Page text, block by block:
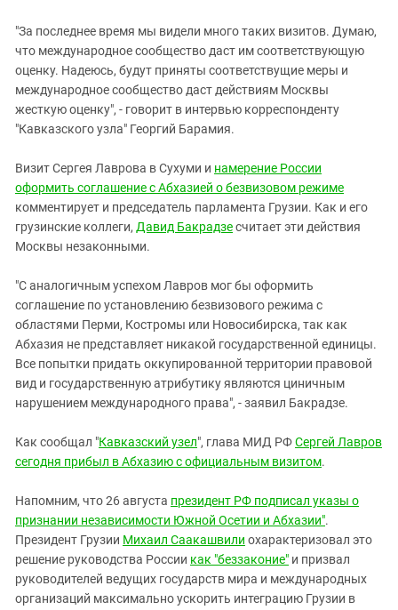
"За последнее время мы видели много таких визитов. Думаю,
что международное сообщество даст им соответствующую
оценку. Надеюсь, будут приняты соответствущие меры и
международное сообщество даст действиям Москвы
жесткую оценку", - говорит в интервью корреспонденту
"Кавказского узла" Георгий Барамия.
Визит Сергея Лаврова в Сухуми и намерение России
оформить соглашение с Абхазией о безвизовом режиме
комментирует и председатель парламента Грузии. Как и его
грузинские коллеги, Давид Бакрадзесчитает эти действия
Москвы незаконными.
"С аналогичным успехом Лавров мог бы оформить
соглашение по установлению безвизового режима с
областями Перми, Костромы или Новосибирска, так как
Абхазия не представляет никакой государственной единицы.
Все попытки придать оккупированной территории правовой
вид и государственную атрибутику являются циничным
нарушением международного права", - заявил Бакрадзе.
Как сообщал "Кавказский узел", глава МИД РФСергей Лавров
сегодня прибыл в Абхазию с официальным визитом.
Напомним, что 26 августа президент РФ подписал указы о
признании независимости Южной Осетии и Абхазии".
Президент Грузии Михаил Саакашвили охарактеризовал это
решение руководства России как "беззаконие" и призвал
руководителей ведущих государств мира и международных
организаций максимально ускорить интеграцию Грузии в